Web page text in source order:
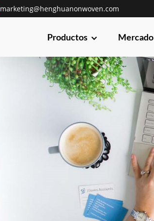
marketing@henghuanonwoven.com
Productos Mercado